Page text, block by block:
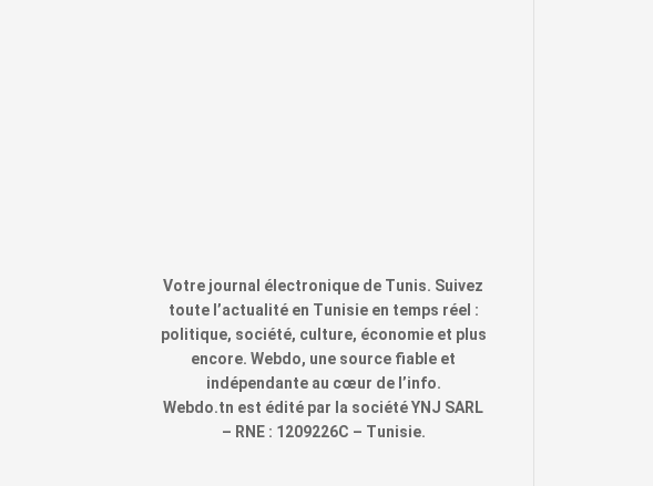
Votre journal électronique de Tunis. Suivez
toute l’actualité en Tunisie en temps réel :
politique, société, culture, économie et plus
encore. Webdo, une source fiable et
indépendante au cœur de l’info.
Webdo.tn est édité par la société YNJ SARL
– RNE : 1209226C – Tunisie.